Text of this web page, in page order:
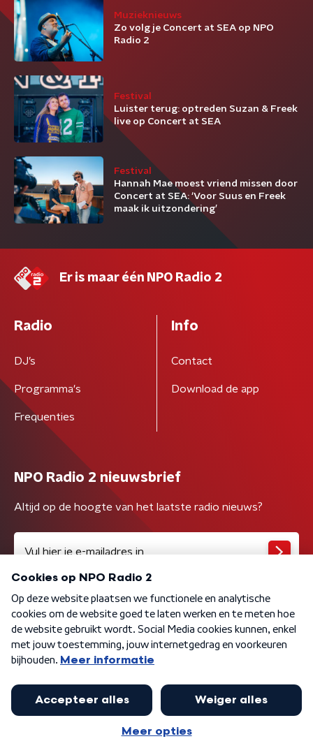
Muzieknieuws
Zo volg je Concert at SEA op NPO
Radio 2
Festival
Luister terug: optreden Suzan & Freek
live op Concert at SEA
Festival
Hannah Mae moest vriend missen door
Concert at SEA: ‘Voor Suus en Freek
maak ik uitzondering’
Er is maar één NPO Radio 2
Radio
DJ’s
Programma's
Frequenties
Info
Contact
Download de app
NPO Radio 2 nieuwsbrief
Altijd op de hoogte van het laatste radio nieuws?
Algemene voorwaarden